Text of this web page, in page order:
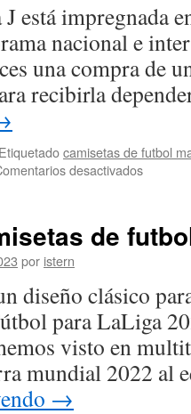
está impregnada
nacional e
una compra de
recibirla
Etiquetadocamisetas de futbol
desactivadosen
de
por istern
diseño clásico
para LaLiga
visto en
mundial 2022 al
→